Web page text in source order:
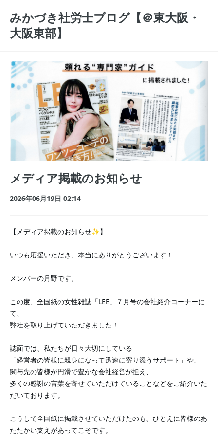
みかづき社労士ブログ【＠東大阪・
大阪東部】
メディア掲載のお知らせ
2026年06月19日 02:14
【メディア掲載のお知らせ✨】
いつも応援いただき、本当にありがとうございます！
メンバーの月野です。
この度、全国紙の女性雑誌「LEE」７月号の会社紹介コーナーに
て、
弊社を取り上げていただきました！
誌面では、私たちが日々大切にしている
「経営者の皆様に親身になって迅速に寄り添うサポート」や、
関与先の皆様が円滑で豊かな会社経営が担え、
多くの感謝の言葉を寄せていただけていることなどをご紹介いた
だいております。
こうして全国紙に掲載させていただけたのも、ひとえに皆様のあ
たたかい支えがあってこそです。